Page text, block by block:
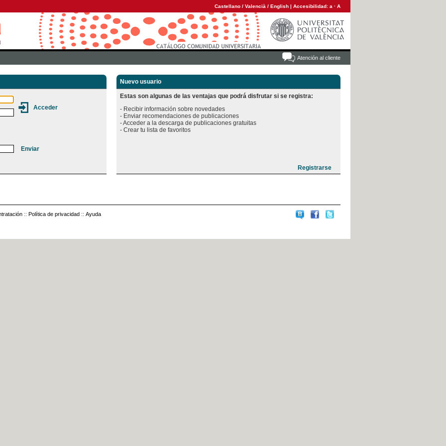
Castellano / Valencià / English | Accesibilidad: a · A
Atención al cliente
Nuevo usuario
Estas son algunas de las ventajas que podrá disfrutar si se registra:
- Recibir información sobre novedades
- Enviar recomendaciones de publicaciones
- Acceder a la descarga de publicaciones gratuitas
:: Política de privacidad :: Ayuda